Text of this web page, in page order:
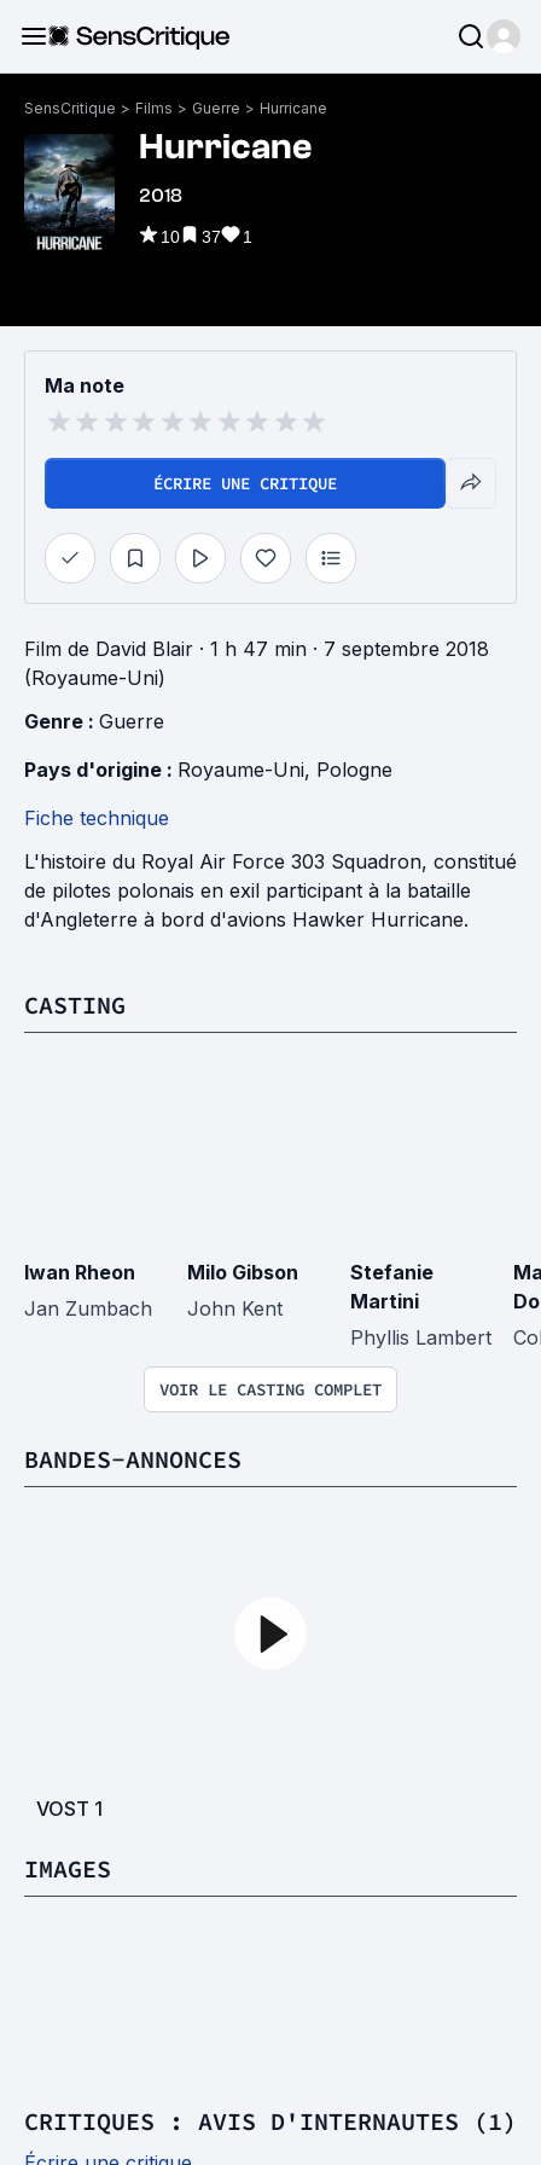
SensCritique > Films > Guerre > Hurricane
Hurricane
2018
10 37 1
Ma note
ÉCRIRE UNE CRITIQUE
Film de David Blair · 1 h 47 min · 7 septembre 2018
(Royaume-Uni)
Genre : Guerre
Pays d'origine : Royaume-Uni, Pologne
Fiche technique
L'histoire du Royal Air Force 303 Squadron, constitué
de pilotes polonais en exil participant à la bataille
d'Angleterre à bord d'avions Hawker Hurricane.
CASTING
Iwan Rheon
Jan Zumbach
Milo Gibson
John Kent
Stefanie
Martini
Phyllis Lambert
VOIR LE CASTING COMPLET
BANDES-ANNONCES
VOST 1
IMAGES
CRITIQUES : AVIS D'INTERNAUTES (1)